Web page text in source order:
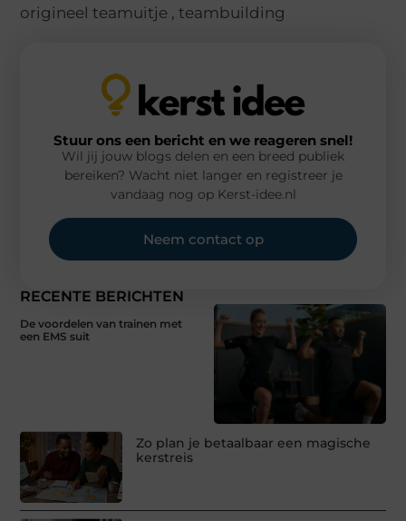
origineel teamuitje ,teambuilding
RECENTE BERICHTEN
De voordelen van trainen met
een EMS suit
Zo plan je betaalbaar een magische
kerstreis
Stuur ons een bericht en we reageren snel!
Wil jij jouw blogs delen en een breed publiek
bereiken? Wacht niet langer en registreer je
vandaag nog op Kerst-idee.nl
Neem contact op